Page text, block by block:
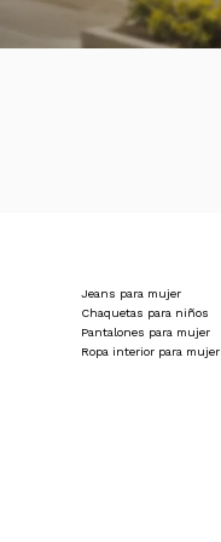
Jeans para mujer
Chaquetas para niños
Pantalones para mujer
Ropa interior para mujer